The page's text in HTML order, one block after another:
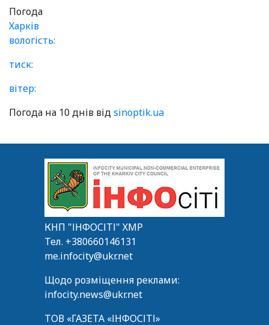
Погода
Харків
вологість:
тиск:
вітер:
Погода на 10 днів відsinoptik.ua
КНП "ІНФОСІТІ" ХМР
Тел. +380660146131
me.infocity@ukr.net
Щодо розміщення реклами:
infocity.news@ukr.net
ТОВ «ГАЗЕТА «ІНФОСІТІ»